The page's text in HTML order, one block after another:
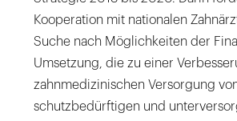
Kooperation mit nationalen
Suche nach Möglichkeiten der
Umsetzung, die zu einer
zahnmedizinischen Versorgung
schutzbedürftigen und